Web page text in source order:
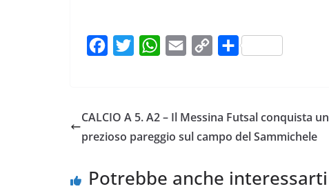
o
r
W
C
i
CALCIO A 5. A2 – Il Messina Futsal conquista un
prezioso pareggio sul campo del Sammichele
Potrebbe anche interessarti